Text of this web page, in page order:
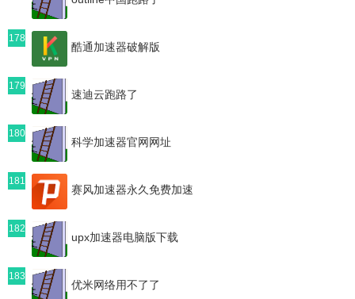
178
酷通加速器破解版
179
速迪云跑路了
180
科学加速器官网网址
181
赛风加速器永久免费加速
182
upx加速器电脑版下载
183
优米网络用不了了